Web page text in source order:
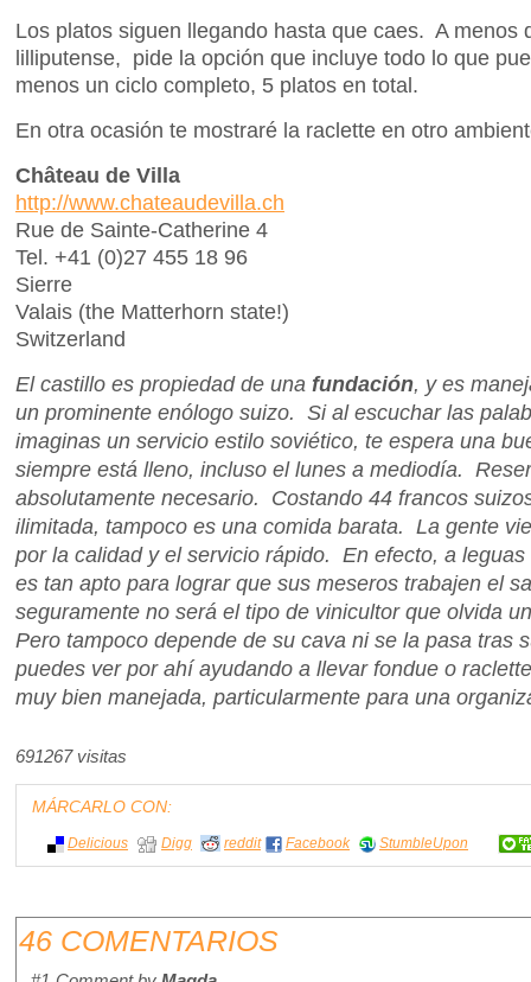
Los platos siguen llegando hasta que caes. A menos
lilliputense, pide la opción que incluye todo lo que
menos un ciclo completo, 5 platos en total.
En otra ocasión te mostraré la raclette en otro
Château de Villa
http://www.chateaudevilla.ch
Rue de Sainte-Catherine 4
Tel. +41 (0)27 455 18 96
Sierre
Valais (the Matterhorn state!)
Switzerland
El castillo es propiedad de una fundación, y es
un prominente enólogo suizo. Si al escuchar las
imaginas un servicio estilo soviético, te espera una
siempre está lleno, incluso el lunes a mediodía.
absolutamente necesario. Costando 44 francos
ilimitada, tampoco es una comida barata. La gente
por la calidad y el servicio rápido. En efecto, a
es tan apto para lograr que sus meseros trabajen el
seguramente no será el tipo de vinicultor que olvida
Pero tampoco depende de su cava ni se la pasa tras
puedes ver por ahí ayudando a llevar fondue o
muy bien manejada, particularmente para una
691267 visitas
MÁRCARLO CON:
Delicious Digg reddit Facebook StumbleUpon
46 COMENTARIOS